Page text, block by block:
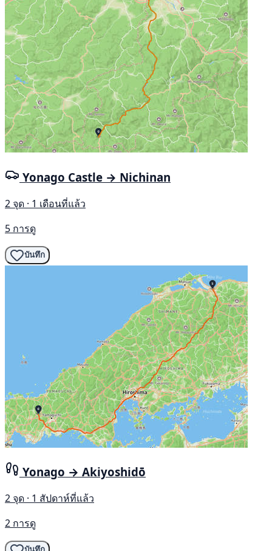
Yonago Castle → Nichinan
2 จุด · 1 เดือนที่แล้ว
5 การดู
บันทึก
Yonago → Akiyoshidō
2 จุด · 1 สัปดาห์ที่แล้ว
2 การดู